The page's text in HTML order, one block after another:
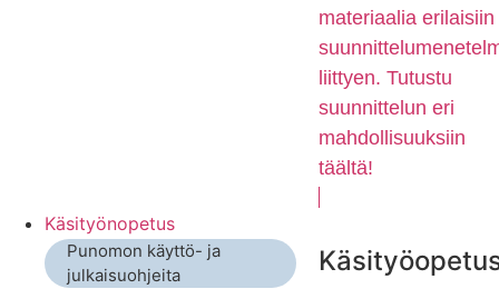
materiaalia erilaisiin
liittyen. Tutustu
suunnittelun eri
mahdollisuuksiin
täältä!
Käsityönopetus
Punomon käyttö- ja
julkaisuohjeita